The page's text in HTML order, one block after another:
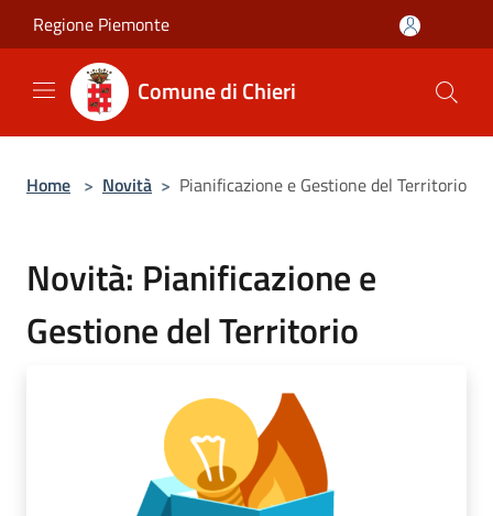
Salta al contenuto principale
Regione Piemonte
Comune di Chieri
Home > Novità > Pianificazione e Gestione del Territorio
Novità: Pianificazione e
Gestione del Territorio